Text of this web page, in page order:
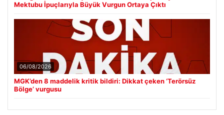
Mektubu İpuçlarıyla Büyük Vurgun Ortaya Çıktı
06/08/2026
MGK’den 8 maddelik kritik bildiri: Dikkat çeken ‘Terörsüz
Bölge’ vurgusu